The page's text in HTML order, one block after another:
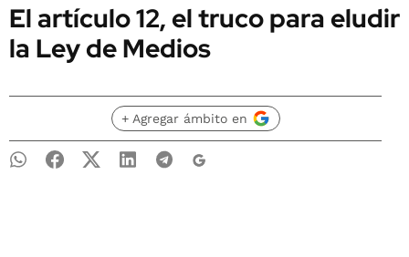
El artículo 12, el truco para eludir
la Ley de Medios
+ Agregar ámbito en